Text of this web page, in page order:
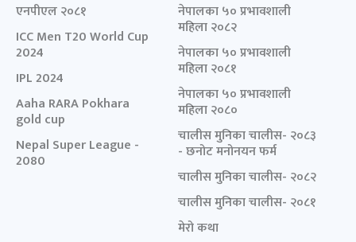
एनपीएल २०८१
ICC Men T20 World Cup
2024
IPL 2024
Aaha RARA Pokhara
gold cup
Nepal Super League -
2080
नेपालका ५० प्रभावशाली
महिला २०८२
नेपालका ५० प्रभावशाली
महिला २०८१
नेपालका ५० प्रभावशाली
महिला २०८०
चालीस मुनिका चालीस- २०८३
- छनोट मनोनयन फर्म
चालीस मुनिका चालीस- २०८२
चालीस मुनिका चालीस- २०८१
मेरो कथा